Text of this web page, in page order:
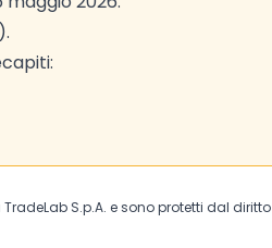
S.p.A. e sono protetti dal diritto